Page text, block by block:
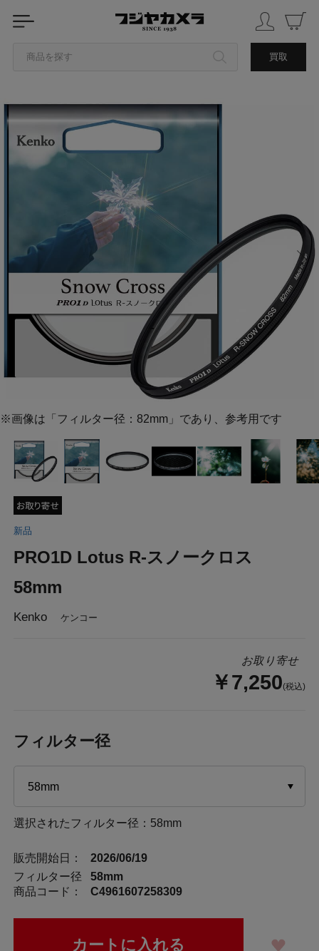
商品を探す 買取
カテゴリから探す
ブランドから探す
※画像は「フィルター径：82mm」であり、参考用です
新品
PRO1D Lotus R-スノークロス
58mm
Kenko ケンコー
お取り寄せ
￥7,250(税込)
フィルター径
選択されたフィルター径：58mm
販売開始日：
2026/06/19
フィルター径
58mm
商品コード：
C4961607258309